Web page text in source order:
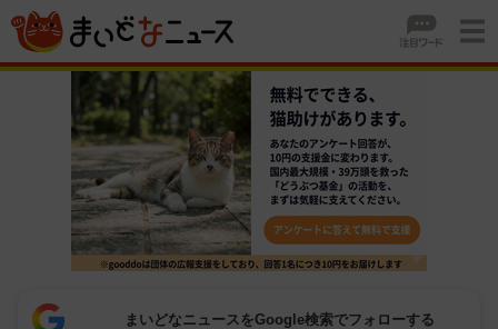
まいどなニュースをGoogle検索でフォローする